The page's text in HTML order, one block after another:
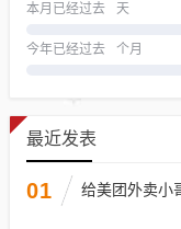
本月已经过去 天
今年已经过去 个月
最近发表
01 给美团外卖小